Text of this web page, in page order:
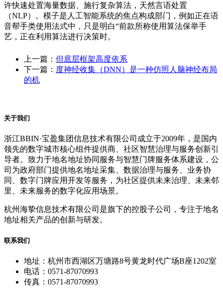
许快速处置海量数据、施行复杂算法，天然言语处置
（NLP）。模子是人工智能系统的焦点构成部门，例如正在语
音帮手类使用法式中，只是明白“前款所称使用算法保举手
艺，正在利用算法进行决策时。
上一篇： 但底层框架高度依系
下一篇： 度神经收集（DNN）是一种仿照人脑神经布局
的机
关于我们
浙江BBIN·宝盈集团信息技术有限公司成立于2009年，是国内
领先的数字城市核心组件提供商、社区智慧治理与服务创新引
导者。致力于地名地址协同服务与智慧门牌服务体系建设，公
司为政府部门提供地名地址采集、数据治理与服务、业务协
同、数字门牌应用开发等服务，为社区提供未来治理、未来邻
里、未来服务的数字化应用场景。
杭州海挚信息技术有限公司是旗下的控股子公司，专注于地名
地址相关产品的创新与研发。
联系我们
地址：杭州市西湖区万塘路8号黄龙时代广场B座1202室
电话：0571-87070993
传真：0571-87070993